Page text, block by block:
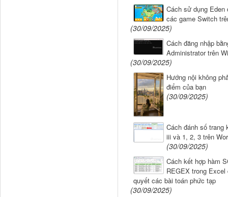
Cách sử dụng Eden
các game Switch
(30/09/2025)
Cách đăng nhập
Administrator trên
(30/09/2025)
Hướng nội không
điểm của bạn
(30/09/2025)
Cách đánh số trang
iii và 1, 2, 3 trên
(30/09/2025)
Cách kết hợp hàm
REGEX trong Excel
quyết các bài toán phức tạp
(30/09/2025)